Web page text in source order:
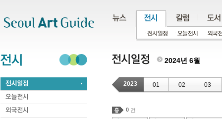
2024년 6월
2023 01 02 03
0 건